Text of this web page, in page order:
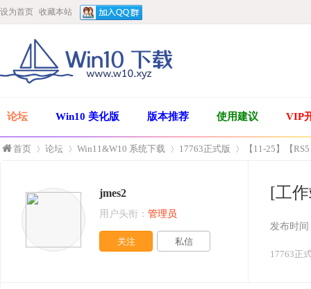
设为首页 收藏本站
论坛 Win10 美化版 版本推荐 使用建议 VIP
首页
»
论坛 Win11&W10 系统下载
›
17763正式版 【11-25】【
[工
发布时间
17763正
jmes2
用户头衔： 管理员
关注 私信